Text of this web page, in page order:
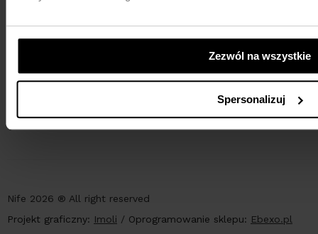
Zezwól na wszystkie
Spersonalizuj
Nife 2026 ® All right reserved
Projekt graficzny: Imoli / Oprogramowanie sklepu: Ebexo.pl